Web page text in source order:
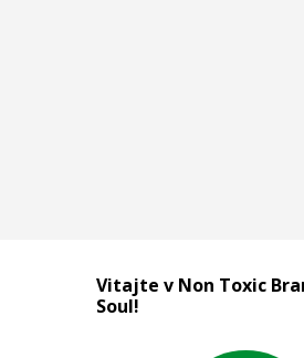
Vitajte v Non Toxic
Soul!